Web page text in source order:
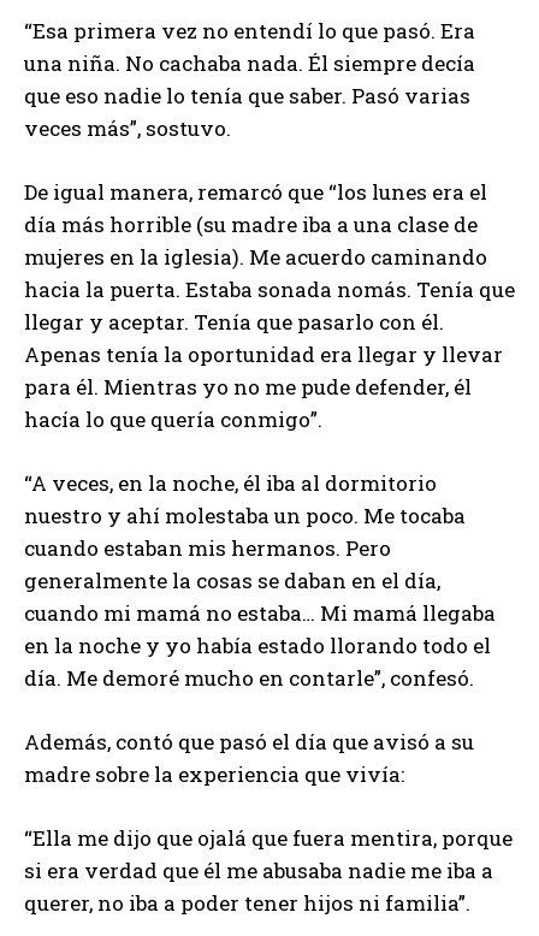
“Esa primera vez no entendí lo que pasó. Era
una niña. No cachaba nada. Él siempre decía
que eso nadie lo tenía que saber. Pasó varias
veces más”, sostuvo.
De igual manera, remarcó que “los lunes era el
día más horrible (su madre iba a una clase de
mujeres en la iglesia). Me acuerdo caminando
hacia la puerta. Estaba sonada nomás. Tenía que
llegar y aceptar. Tenía que pasarlo con él.
Apenas tenía la oportunidad era llegar y llevar
para él. Mientras yo no me pude defender, él
hacía lo que quería conmigo”.
“A veces, en la noche, él iba al dormitorio
nuestro y ahí molestaba un poco. Me tocaba
cuando estaban mis hermanos. Pero
generalmente la cosas se daban en el día,
cuando mi mamá no estaba… Mi mamá llegaba
en la noche y yo había estado llorando todo el
día. Me demoré mucho en contarle”, confesó.
Además, contó que pasó el día que avisó a su
madre sobre la experiencia que vivía:
“Ella me dijo que ojalá que fuera mentira, porque
si era verdad que él me abusaba nadie me iba a
querer, no iba a poder tener hijos ni familia”.